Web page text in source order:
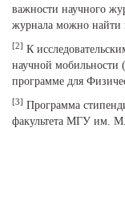
важности научного
журнала можно найти
[2] К
научной мобильности
программе для
[3] Программа
факультета МГУ им.